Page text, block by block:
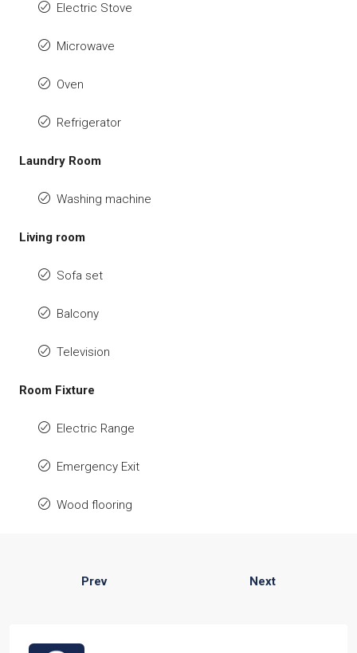
Electric Stove
Microwave
Oven
Refrigerator
Laundry Room
Washing machine
Living room
Sofa set
Balcony
Television
Room Fixture
Electric Range
Emergency Exit
Wood flooring
Prev Next